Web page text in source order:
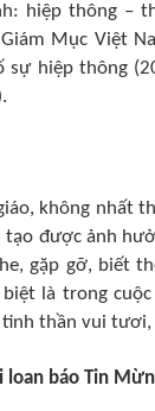
hiệp thông –
Mục Việt
hiệp thông
không nhất
được ảnh
gặp gỡ, biết
là trong
tinh thần vui
loan báo Tin